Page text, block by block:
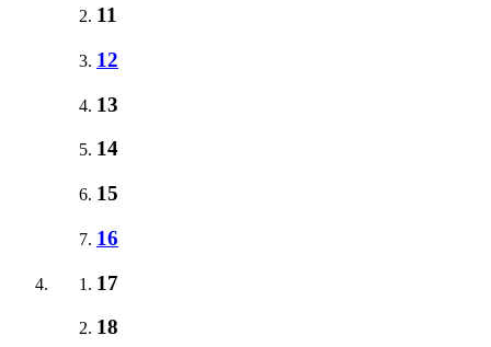
11
12
13
14
15
16
17
18